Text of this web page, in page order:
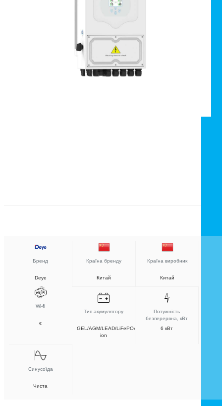
Бренд
Deye
Країна бренду
Китай
Країна виробник
Китай
Wi-fi
є
Тип акумулятору
GEL/AGM/LEAD/LiFePO4/Li-
ion
Потужність
безперервна, кВт
6 кВт
Синусоїда
Чиста